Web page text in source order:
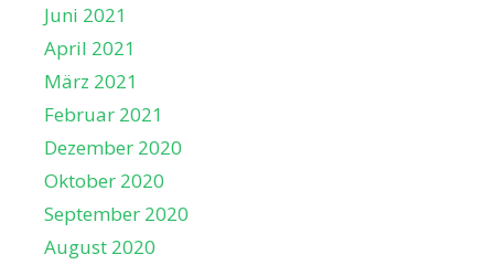
Juni 2021
April 2021
März 2021
Februar 2021
Dezember 2020
Oktober 2020
September 2020
August 2020